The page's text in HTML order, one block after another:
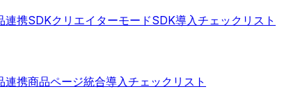
連携SDKクリエイターモードSDK導入チェックリスト
連携商品ページ統合導入チェックリスト